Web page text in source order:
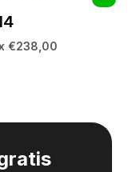
€238,00